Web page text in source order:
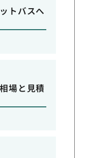
トバスへ
場と見積